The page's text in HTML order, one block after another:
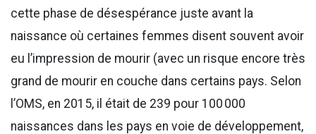
cette phase de désespérance juste avant la
naissance où certaines femmes disent souvent avoir
eu l’impression de mourir (avec un risque encore très
grand de mourir en couche dans certains pays. Selon
l’OMS, en 2015, il était de 239 pour 100 000
naissances dans les pays en voie de développement,